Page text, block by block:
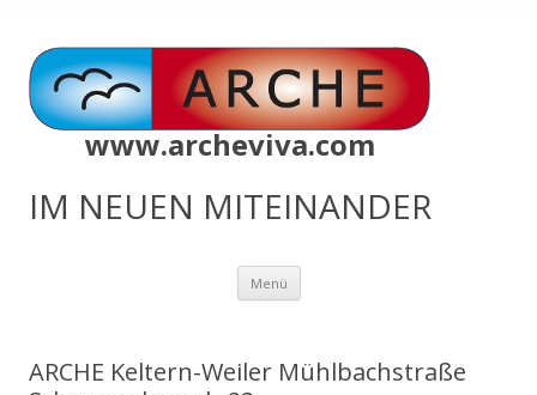
www.archeviva.com
IM NEUEN MITEINANDER
Menü Zum
springen
ARCHE Keltern-Weiler Mühlbachstraße